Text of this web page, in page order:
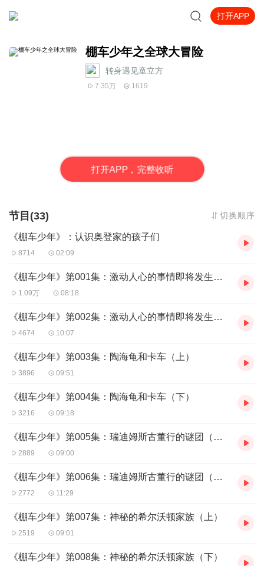
打开APP
棚车少年之全球大冒险
转身遇见童立方
7.35万 1619
打开APP，完整收听
节目(33) 切换顺序
《棚车少年》：认识奥登家的孩子们
8714 02:09
《棚车少年》第001集：激动人心的事情即将发生（上）
1.09万 08:18
《棚车少年》第002集：激动人心的事情即将发生（下）
4674 10:07
《棚车少年》第003集：陶海龟和卡车（上）
3896 09:51
《棚车少年》第004集：陶海龟和卡车（下）
3216 09:18
《棚车少年》第005集：瑞迪姆斯古董行的谜团（上）
2889 09:00
《棚车少年》第006集：瑞迪姆斯古董行的谜团（下）
2772 11:29
《棚车少年》第007集：神秘的希尔沃顿家族（上）
2519 09:01
《棚车少年》第008集：神秘的希尔沃顿家族（下）